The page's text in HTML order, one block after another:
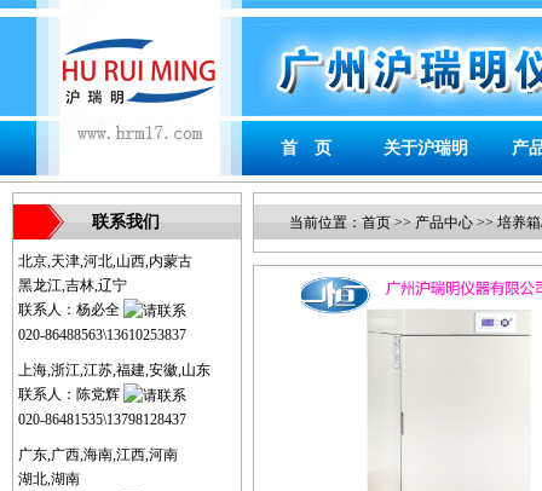
首 页 关于沪瑞明 产
联系我们
北京,天津,河北,山西,内蒙古
黑龙江,吉林,辽宁
联系人：杨必全
020-86488563\13610253837
上海,浙江,江苏,福建,安徽,山东
联系人：陈党辉
020-86481535\13798128437
广东,广西,海南,江西,河南
湖北,湖南
当前位置： 首页 >> 产品中心 >> 培养